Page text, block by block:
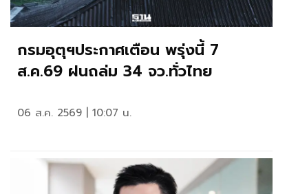
กรมอุตุฯประกาศเตือน พรุ่งนี้ 7
ส.ค.69 ฝนถล่ม 34 จว.ทั่วไทย
06 ส.ค. 2569 | 10:07 น.